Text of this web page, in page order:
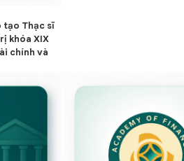
tạo Thạc sĩ
khóa XIX
chính và